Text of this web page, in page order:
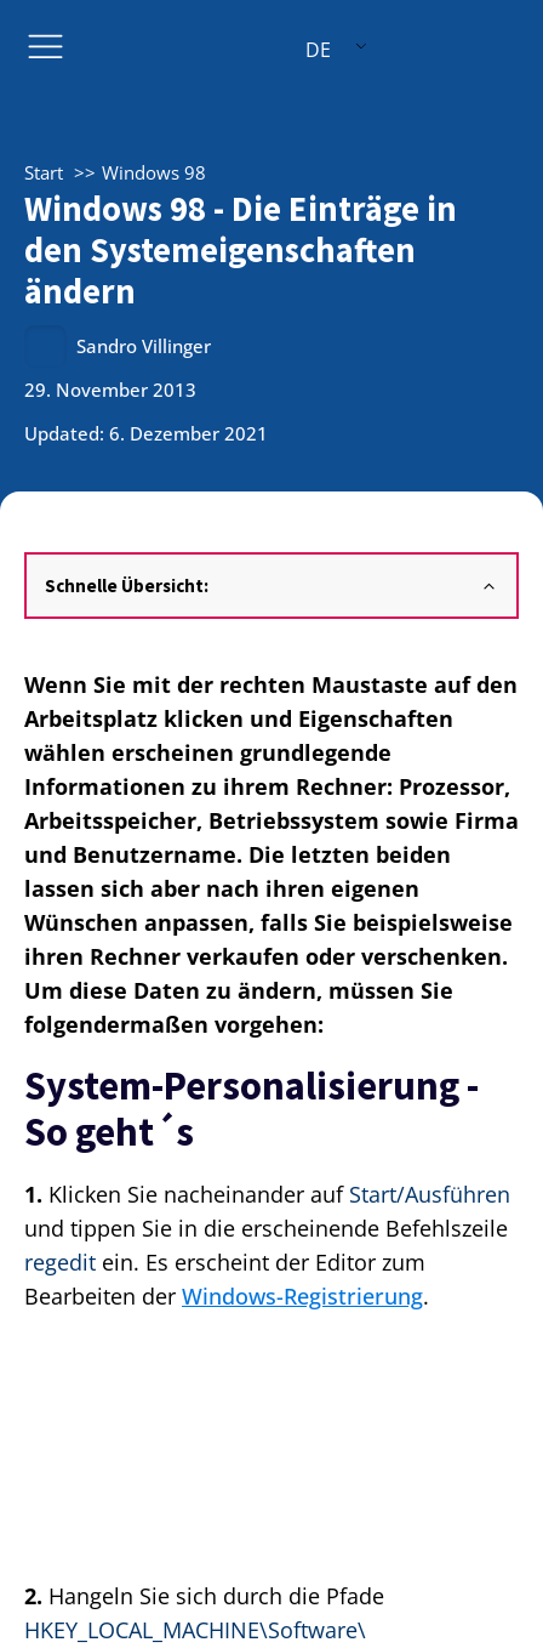
DE
Start Windows 98
Windows 98 - Die Einträge in
den Systemeigenschaften
ändern
Sandro Villinger
29. November 2013
Updated: 6. Dezember 2021
Schnelle Übersicht:
Wenn Sie mit der rechten Maustaste auf den
Arbeitsplatz klicken und Eigenschaften
wählen erscheinen grundlegende
Informationen zu ihrem Rechner: Prozessor,
Arbeitsspeicher, Betriebssystem sowie Firma
und Benutzername. Die letzten beiden
lassen sich aber nach ihren eigenen
Wünschen anpassen, falls Sie beispielsweise
ihren Rechner verkaufen oder verschenken.
Um diese Daten zu ändern, müssen Sie
folgendermaßen vorgehen:
System-Personalisierung -
So geht´s
1. Klicken Sie nacheinander auf Start/Ausführen
und tippen Sie in die erscheinende Befehlszeile
regedit ein. Es erscheint der Editor zum
Bearbeiten der Windows-Registrierung.
2. Hangeln Sie sich durch die Pfade
HKEY_LOCAL_MACHINE\Software\